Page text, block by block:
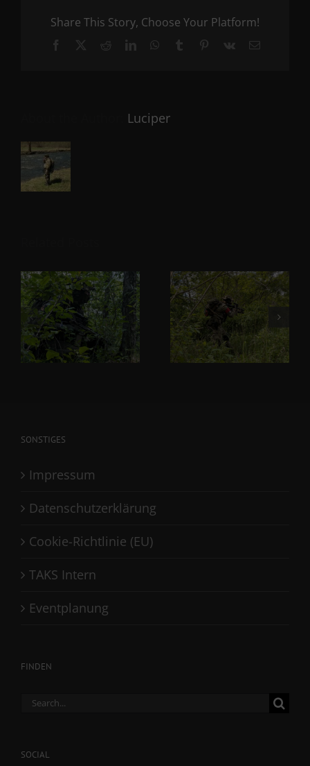
Share This Story, Choose Your Platform!
Facebook RedditLinkedInWhatsApp
Tumblr Pinterest
Vk Email
Luciper
SONSTIGES
Impressum
Datenschutzerklärung
Cookie-Richtlinie (EU)
TAKS Intern
Eventplanung
FINDEN
Search
SOCIAL